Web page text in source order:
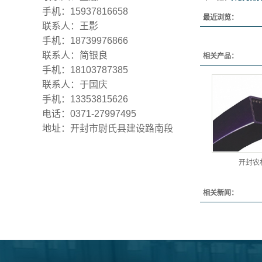
手机：15937816658
联系人：王影
手机：18739976866
联系人：简银良
手机：18103787385
联系人：于国庆
手机：13353815626
电话：0371-27997495
地址：开封市尉氏县建设路南段
最近浏览：
相关产品：
开封农
相关新闻：